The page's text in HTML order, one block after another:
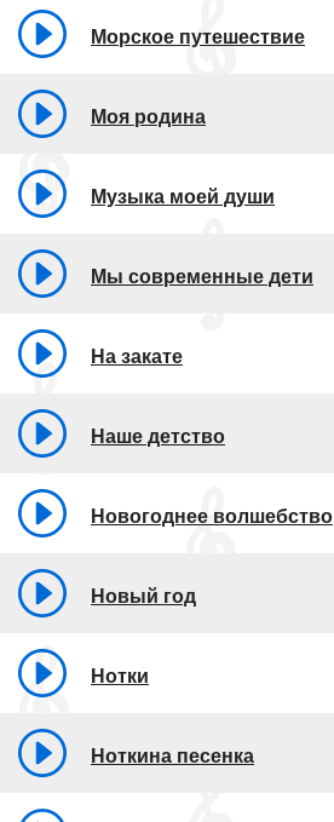
Морское путешествие
Моя родина
Музыка моей души
Мы современные дети
На закате
Наше детство
Новогоднее волшебство
Новый год
Нотки
Ноткина песенка